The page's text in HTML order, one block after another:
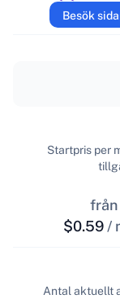
SVBesök
från
$0.59 /
Startpris per
Antal aktuellt